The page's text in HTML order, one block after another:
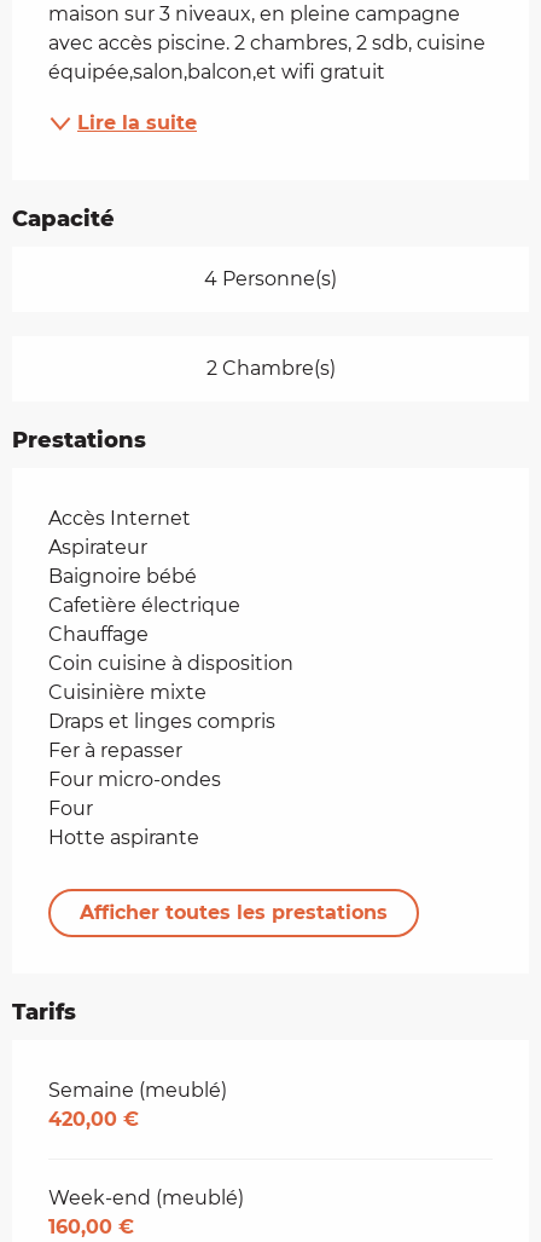
maison sur 3 niveaux, en pleine campagne
avec accès piscine. 2 chambres, 2 sdb, cuisine
équipée,salon,balcon,et wifi gratuit
Lire la suite
Capacité
4 Personne(s)
2 Chambre(s)
Prestations
Accès Internet
Aspirateur
Baignoire bébé
Cafetière électrique
Chauffage
Coin cuisine à disposition
Cuisinière mixte
Draps et linges compris
Fer à repasser
Four micro-ondes
Four
Hotte aspirante
Afficher toutes les prestations
Tarifs
Tarifs 2026
Semaine (meublé)
420,00 €
Week-end (meublé)
160,00 €